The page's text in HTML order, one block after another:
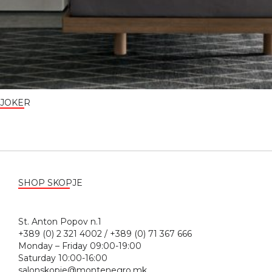
JOKER
SHOP SKOPJE
St. Anton Popov n.1
+389 (0) 2 321 4002 / +389 (0) 71 367 666
Monday – Friday 09:00-19:00
Saturday 10:00-16:00